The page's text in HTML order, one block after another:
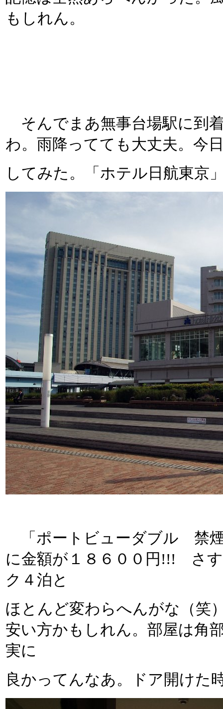
もしれん。
そんでまあ無事台場駅に到
わ。雨降ってても大丈夫。今
してみた。「ホテル日航東
「ポートビューダブル 禁
に金額が１８６００円!!! さ
ク４泊と
ほとんど変わらへんがな（笑
安い方かもしれん。部屋は角
実に
良かってんなあ。ドア開けた